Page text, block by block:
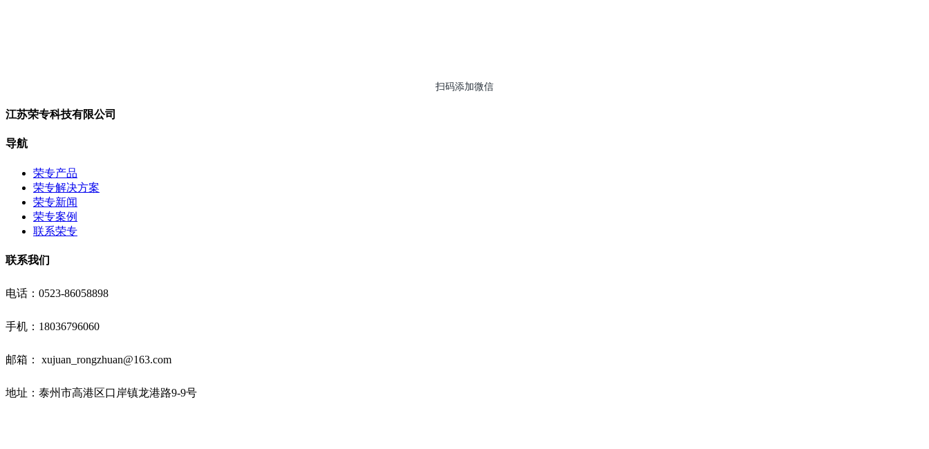
扫码添加微信
江苏荣专科技有限公司
导航
荣专产品
荣专解决方案
荣专新闻
荣专案例
联系荣专
联系我们
电话：0523-86058898
手机：18036796060
邮箱： xujuan_rongzhuan@163.com
地址：泰州市高港区口岸镇龙港路9-9号